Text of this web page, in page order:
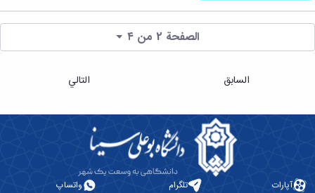
الصفحة 2 من ٤
السابق التالي
آپارات تلگرام واتساپ